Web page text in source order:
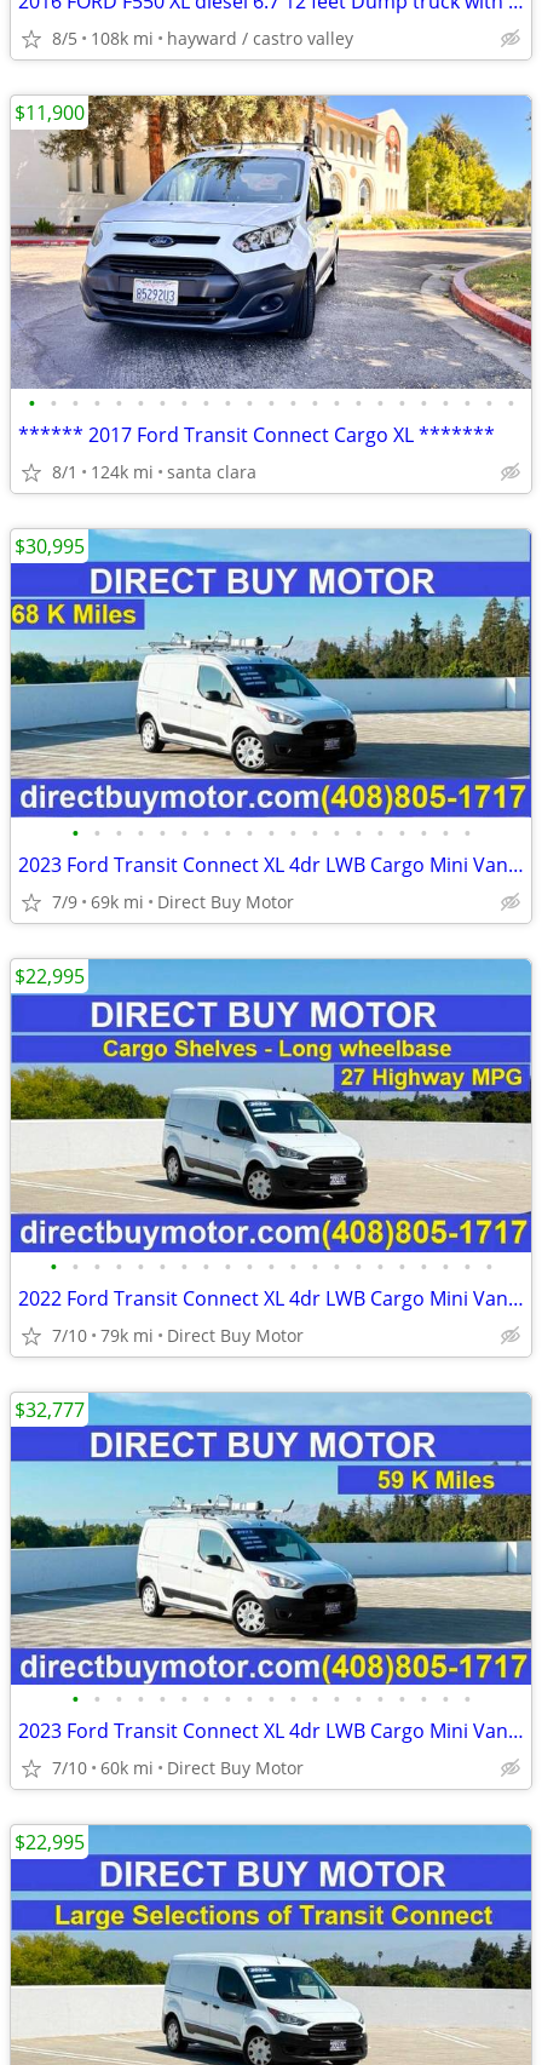
8/5 108k mi hayward / castro valley
• • • • • • • • • • • • • • • • • • • • • • •
****** 2017 Ford Transit Connect Cargo XL *******
8/1 124k mi santa clara
$11,900
• • • • • • • • • • • • • • • • • • •
2023 Ford Transit Connect XL 4dr LWB Cargo Mini Van w/Rear Doors Carg
7/9 69k mi Direct Buy Motor
$30,995
• • • • • • • • • • • • • • • • • • • • •
2022 Ford Transit Connect XL 4dr LWB Cargo Mini Van w/Rear Doors Carg
7/10 79k mi Direct Buy Motor
$22,995
• • • • • • • • • • • • • • • • • • •
2023 Ford Transit Connect XL 4dr LWB Cargo Mini Van w/Rear Doors Carg
7/10 60k mi Direct Buy Motor
$32,777
$22,995